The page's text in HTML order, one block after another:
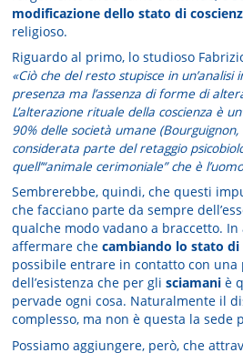
modificazione dello stato di
religioso.
Riguardo al primo, lo studioso
«Ciò che del resto stupisce in
presenza ma l’assenza di forme di
L’alterazione rituale della coscienza è
90% delle società umane
considerata parte del retaggio
quell’“animale cerimoniale” che è
Sembrerebbe, quindi, che questi
che facciano parte da sempre
qualche modo vadano a braccetto.
affermare checambiando lo stato di
possibile entrare in contatto con
dell’esistenza che per glisciamani è
pervade ogni cosa. Naturalmente il
complesso, ma non è questa la sede
Possiamo aggiungere, però, che